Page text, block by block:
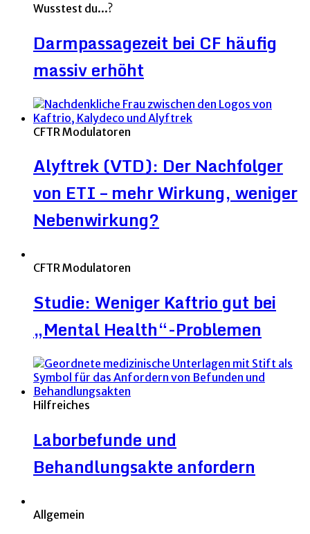
Wusstest du...?
Darmpassagezeit bei CF häufig
massiv erhöht
CFTR Modulatoren
Alyftrek (VTD): Der Nachfolger
von ETI – mehr Wirkung, weniger
Nebenwirkung?
CFTR Modulatoren
Studie: Weniger Kaftrio gut bei
„Mental Health“-Problemen
Hilfreiches
Laborbefunde und
Behandlungsakte anfordern
Allgemein